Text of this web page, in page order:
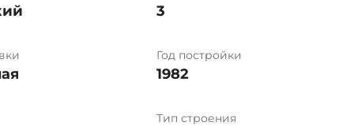
3
Год постройки
1982
Тип строения